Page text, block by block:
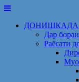
Skip
contentДОНИШКАДА
Дар
Раёсати